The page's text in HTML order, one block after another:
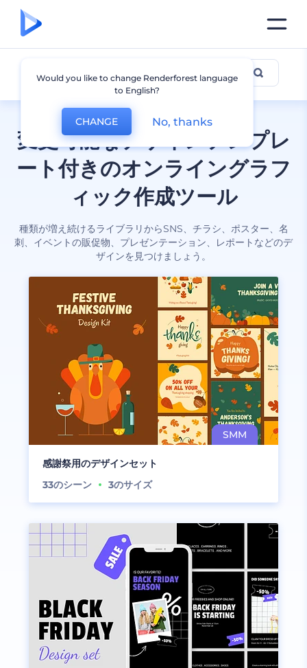
変更可能なデザインテンプレ
ート付きのオンライングラフ
ィック作成ツール
種類が増え続けるライブラリからSNS、チラシ、ポスター、名
刺、イベントの販促物、プレゼンテーション、レポートなどのデ
ザインを見つけましょう。
全てのデザイン
感謝祭用のデザインセット
33のシーン 3のサイズ
Would you like to change Renderforest language
to English?
CHANGE No, thanks